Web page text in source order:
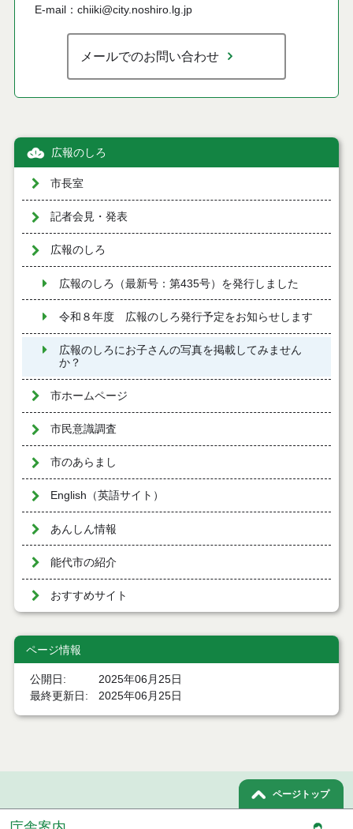
E-mail：chiiki@city.noshiro.lg.jp
メールでのお問い合わせ
広報のしろ
市長室
記者会見・発表
広報のしろ
広報のしろ（最新号：第435号）を発行しました
令和８年度 広報のしろ発行予定をお知らせします
広報のしろにお子さんの写真を掲載してみません
か？
市ホームページ
市民意識調査
市のあらまし
English（英語サイト）
あんしん情報
能代市の紹介
おすすめサイト
ページ情報
公開日
2025年06月25日
最終更新日
2025年06月25日
ページトップ